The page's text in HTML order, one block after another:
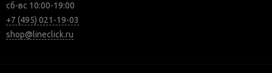
сб-вс 10:00-19:00
+7 (495) 021-19-03
shop@lineclick.ru